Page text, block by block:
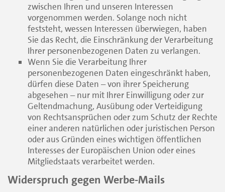
zwischen Ihren und unseren Interessen
vorgenommen werden. Solange noch nicht
feststeht, wessen Interessen überwiegen, haben
Sie das Recht, die Einschränkung der Verarbeitung
Ihrer personenbezogenen Daten zu verlangen.
Wenn Sie die Verarbeitung Ihrer
personenbezogenen Daten eingeschränkt haben,
dürfen diese Daten – von ihrer Speicherung
abgesehen – nur mit Ihrer Einwilligung oder zur
Geltendmachung, Ausübung oder Verteidigung
von Rechtsansprüchen oder zum Schutz der Rechte
einer anderen natürlichen oder juristischen Person
oder aus Gründen eines wichtigen öffentlichen
Interesses der Europäischen Union oder eines
Mitgliedstaats verarbeitet werden.
Widerspruch gegen Werbe-Mails